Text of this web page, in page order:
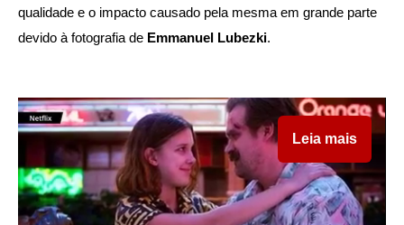
qualidade e o impacto causado pela mesma em grande parte
devido à fotografia de Emmanuel Lubezki.
Leia mais